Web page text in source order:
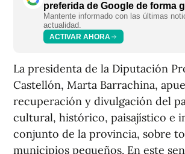
preferida de Google de forma
Mantente informado con las últimas
actualidad.
ACTIVAR AHORA
La presidenta de la Diputación
Castellón, Marta Barrachina,
recuperación y divulgación del
cultural, histórico, paisajístico e
conjunto de la provincia, sobre
municipios pequeños. En este